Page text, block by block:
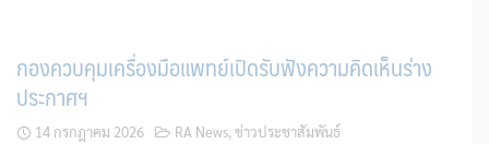
กองควบคุมเครื่องมือแพทย์เปิดรับฟังความคิดเห็นร่าง
ประกาศฯ
14 กรกฎาคม 2026 RA News, ข่าวประชาสัมพันธ์